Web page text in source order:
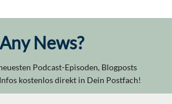
Any News?
Podcast-Episoden, Blogposts
kostenlos direkt in Dein Postfach!